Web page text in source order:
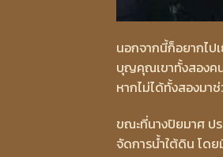
นอกจากนี้ก็อยากไป
บุญคุณเขาทั้งสองคน
หากไม่ได้ทั้งสองมา
ขณะที่นางปิยมาศ ปร
จัดการน้ำใต้ดิน โด